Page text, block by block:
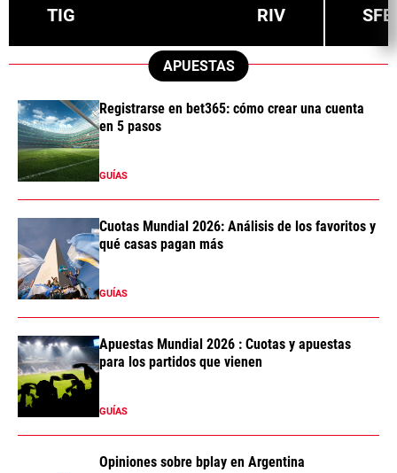
TIG RIV SFE
APUESTAS
Registrarse en bet365: cómo crear una cuenta
en 5 pasos
GUÍAS
Cuotas Mundial 2026: Análisis de los favoritos y
qué casas pagan más
GUÍAS
Apuestas Mundial 2026 : Cuotas y apuestas
para los partidos que vienen
GUÍAS
Opiniones sobre bplay en Argentina